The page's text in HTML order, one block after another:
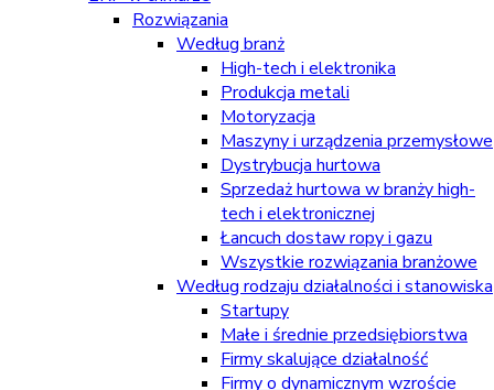
Rozwiązania
Według branż
High-tech i elektronika
Produkcja metali
Motoryzacja
Maszyny i urządzenia przemysłowe
Dystrybucja hurtowa
Sprzedaż hurtowa w branży high-
tech i elektronicznej
Łancuch dostaw ropy i gazu
Wszystkie rozwiązania branżowe
Według rodzaju działalności i stanowiska
Startupy
Małe i średnie przedsiębiorstwa
Firmy skalujące działalność
Firmy o dynamicznym wzroście